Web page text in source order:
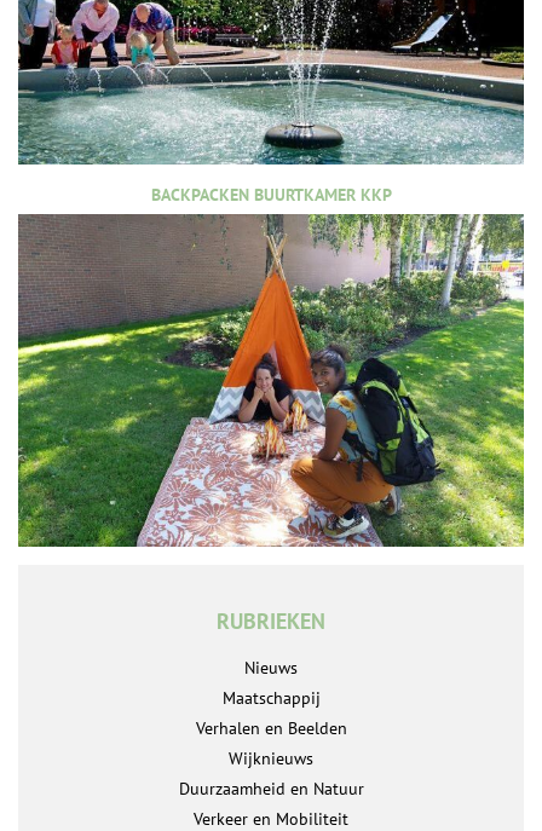
BACKPACKEN BUURTKAMER KKP
RUBRIEKEN
Nieuws
Maatschappij
Verhalen en Beelden
Wijknieuws
Duurzaamheid en Natuur
Verkeer en Mobiliteit